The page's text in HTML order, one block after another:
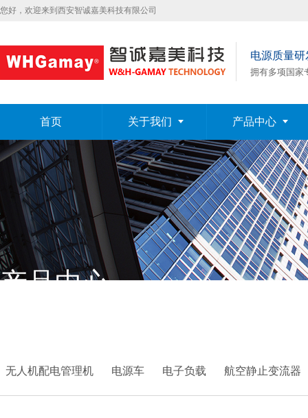
您好，欢迎来到西安智诚嘉美科技有限公司
电源质量
拥有多项国家
首页 关于我们 产品中心
产品中心
无人机配电管理机 电源车 电子负载 航空静止变流器